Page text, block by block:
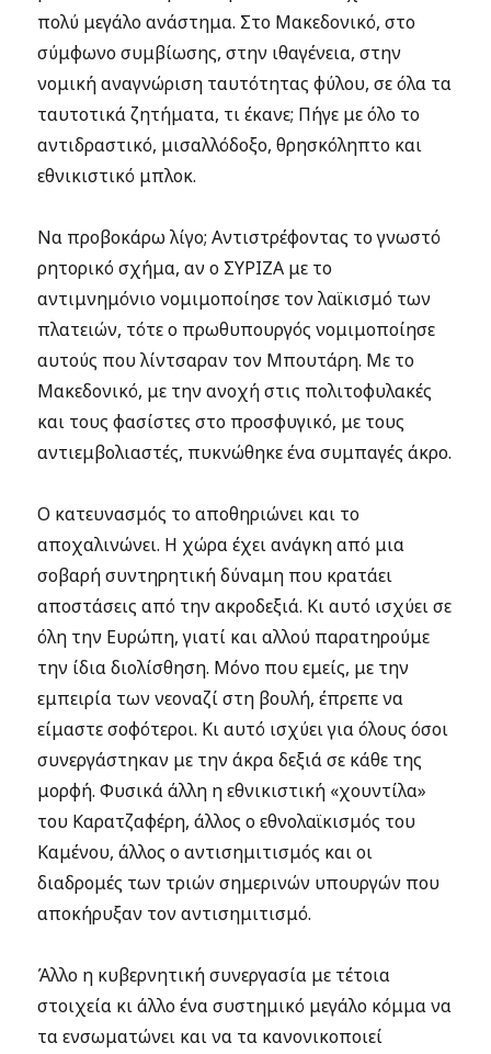
πολύ μεγάλο ανάστημα. Στο Μακεδονικό, στο
σύμφωνο συμβίωσης, στην ιθαγένεια, στην
νομική αναγνώριση ταυτότητας φύλου, σε όλα τα
ταυτοτικά ζητήματα, τι έκανε; Πήγε με όλο το
αντιδραστικό, μισαλλόδοξο, θρησκόληπτο και
εθνικιστικό μπλοκ.
Να προβοκάρω λίγο; Αντιστρέφοντας το γνωστό
ρητορικό σχήμα, αν ο ΣΥΡΙΖΑ με το
αντιμνημόνιο νομιμοποίησε τον λαϊκισμό των
πλατειών, τότε ο πρωθυπουργός νομιμοποίησε
αυτούς που λίντσαραν τον Μπουτάρη. Με το
Μακεδονικό, με την ανοχή στις πολιτοφυλακές
και τους φασίστες στο προσφυγικό, με τους
αντιεμβολιαστές, πυκνώθηκε ένα συμπαγές άκρο.
Ο κατευνασμός το αποθηριώνει και το
αποχαλινώνει. Η χώρα έχει ανάγκη από μια
σοβαρή συντηρητική δύναμη που κρατάει
αποστάσεις από την ακροδεξιά. Κι αυτό ισχύει σε
όλη την Ευρώπη, γιατί και αλλού παρατηρούμε
την ίδια διολίσθηση. Μόνο που εμείς, με την
εμπειρία των νεοναζί στη βουλή, έπρεπε να
είμαστε σοφότεροι. Κι αυτό ισχύει για όλους όσοι
συνεργάστηκαν με την άκρα δεξιά σε κάθε της
μορφή. Φυσικά άλλη η εθνικιστική «χουντίλα»
του Καρατζαφέρη, άλλος ο εθνολαϊκισμός του
Καμένου, άλλος ο αντισημιτισμός και οι
διαδρομές των τριών σημερινών υπουργών που
αποκήρυξαν τον αντισημιτισμό.
Άλλο η κυβερνητική συνεργασία με τέτοια
στοιχεία κι άλλο ένα συστημικό μεγάλο κόμμα να
τα ενσωματώνει και να τα κανονικοποιεί